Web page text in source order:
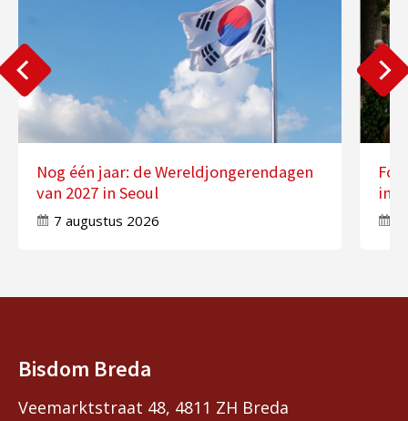
Nog één jaar: de Wereldjongerendagen
van 2027 in Seoul
7 augustus 2026
in
Bisdom Breda
Veemarktstraat 48, 4811 ZH Breda